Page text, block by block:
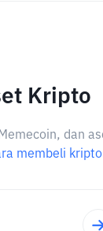
Kripto
dan
membeli